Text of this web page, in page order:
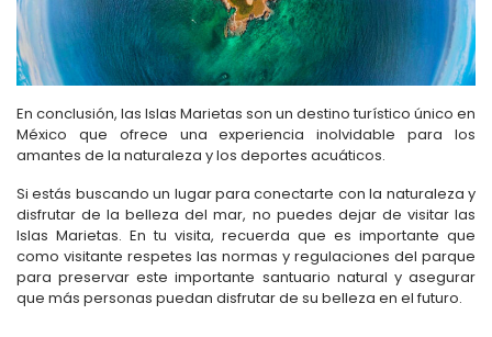
En conclusión, las Islas Marietas son un destino turístico único en
México que ofrece una experiencia inolvidable para los
amantes de la naturaleza y los deportes acuáticos.
Si estás buscando un lugar para conectarte con la naturaleza y
disfrutar de la belleza del mar, no puedes dejar de visitar las
Islas Marietas. En tu visita, recuerda que es importante que
como visitante respetes las normas y regulaciones del parque
para preservar este importante santuario natural y asegurar
que más personas puedan disfrutar de su belleza en el futuro.